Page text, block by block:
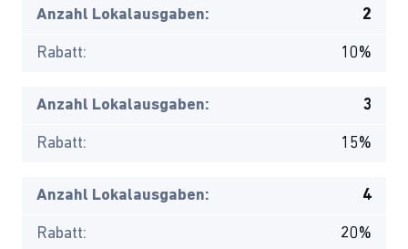
Anzahl Lokalausgaben: 2
Rabatt: 10%
Anzahl Lokalausgaben: 3
Rabatt: 15%
Anzahl Lokalausgaben: 4
Rabatt: 20%